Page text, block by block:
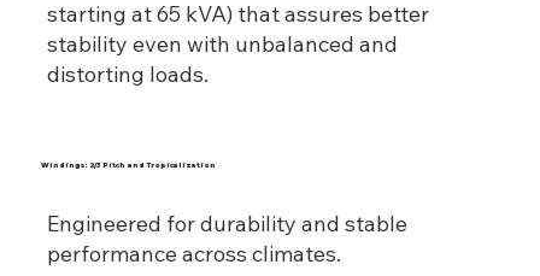
starting at 65 kVA) that assures better
stability even with unbalanced and
distorting loads.
Windings: 2/3 Pitch and Tropicalization
Engineered for durability and stable
performance across climates.